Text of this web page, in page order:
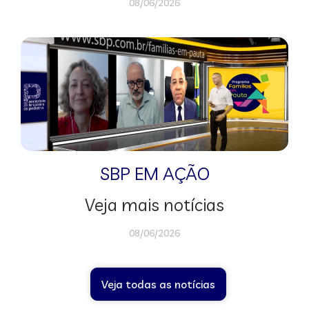
08/06/2026
SBP EM AÇÃO
Veja mais notícias
08/06/2026
Veja todas as notícias